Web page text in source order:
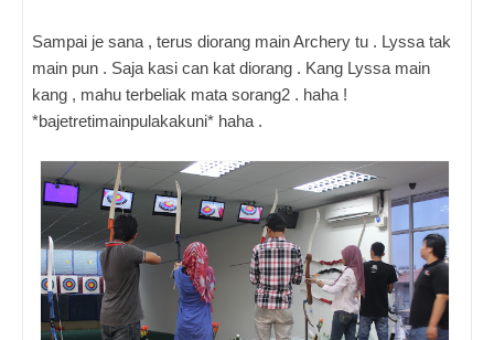
Sampai je sana , terus diorang main Archery tu . Lyssa tak
main pun . Saja kasi can kat diorang . Kang Lyssa main
kang , mahu terbeliak mata sorang2 . haha !
*bajetretimainpulakakuni* haha .